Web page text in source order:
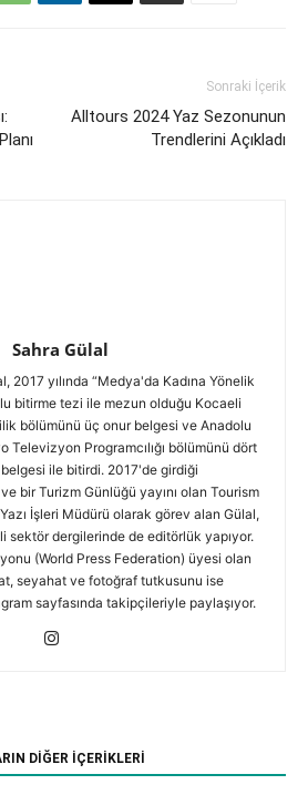
Sonraki İçerik
Alltours 2024 Yaz Sezonunun
Trendlerini Açıkladı
Sahra Gülal
2017 yılında “Medya'da Kadına Yönelik
bitirme tezi ile mezun olduğu Kocaeli
bölümünü üç onur belgesi ve Anadolu
Televizyon Programcılığı bölümünü dört
ile bitirdi. 2017'de girdiği
bir Turizm Günlüğü yayını olan Tourism
İşleri Müdürü olarak görev alan Gülal,
sektör dergilerinde de editörlük yapıyor.
(World Press Federation) üyesi olan
seyahat ve fotoğraf tutkusunu ise
sayfasında takipçileriyle paylaşıyor.
DIĞER İÇERIKLERI